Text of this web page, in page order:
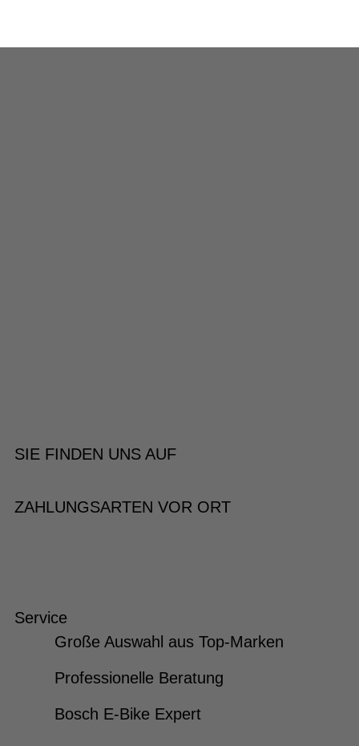
SIE FINDEN UNS AUF
ZAHLUNGSARTEN VOR ORT
Service
Große Auswahl aus Top-Marken
Professionelle Beratung
Bosch E-Bike Expert